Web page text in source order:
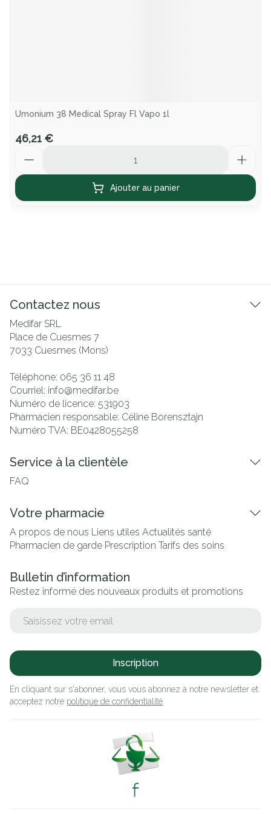
Umonium 38 Medical Spray Fl Vapo 1l
46,21 €
Ajouter au panier
Contactez nous
Medifar SRL
Place de Cuesmes 7
7033 Cuesmes (Mons)
Téléphone: 065 36 11 48
Courriel: info@medifar.be
Numéro de licence: 531903
Pharmacien responsable: Céline Borensztajn
Numéro TVA: BE0428055258
Service à la clientèle
FAQ
Votre pharmacie
A propos de nous Liens utiles Actualités santé
Pharmacien de garde Prescription Tarifs des soins
Bulletin d’information
Restez informé des nouveaux produits et promotions
Inscription
En cliquant sur s'abonner, vous vous abonnez à notre newsletter et
acceptez notre politique de confidentialité